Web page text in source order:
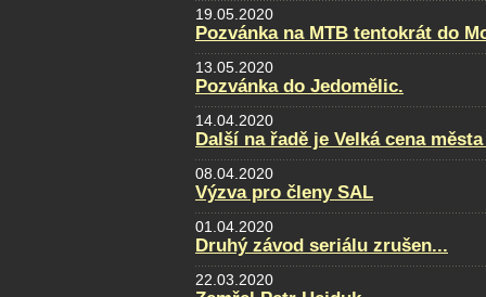
19.05.2020
Pozvánka na MTB tentokrát do
13.05.2020
Pozvánka do Jedomělic.
14.04.2020
Další na řadě je Velká cena
08.04.2020
Výzva pro členy SAL
01.04.2020
Druhý závod seriálu zrušen...
22.03.2020